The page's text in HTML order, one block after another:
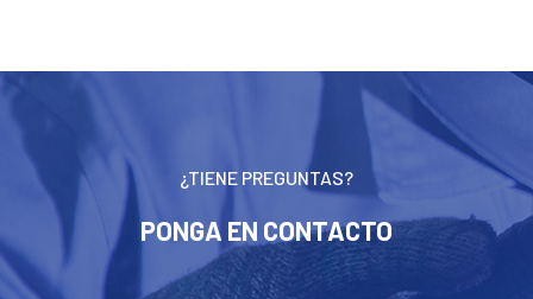
¿TIENE PREGUNTAS?
PONGA EN CONTACTO